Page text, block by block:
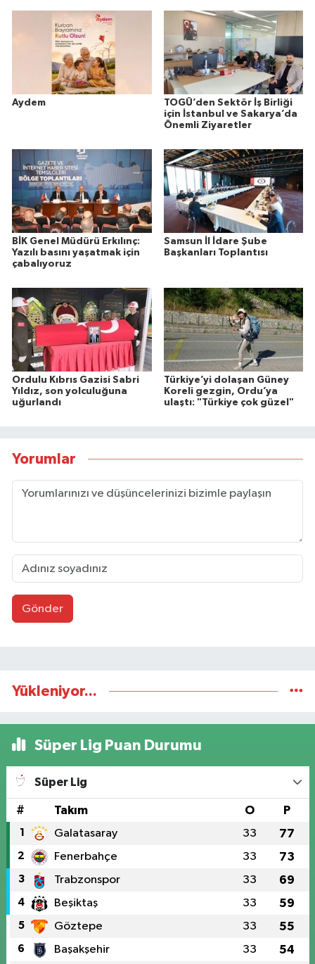
Aydem
TOGÜ’den Sektör İş Birliği
için İstanbul ve Sakarya’da
Önemli Ziyaretler
BİK Genel Müdürü Erkılınç:
Yazılı basını yaşatmak için
çabalıyoruz
Samsun İl İdare Şube
Başkanları Toplantısı
Ordulu Kıbrıs Gazisi Sabri
Yıldız, son yolculuğuna
uğurlandı
Türkiye’yi dolaşan Güney
Koreli gezgin, Ordu’ya
ulaştı: "Türkiye çok güzel"
Yorumlar
Gönder
Yükleniyor...
Süper Lig Puan Durumu
Süper Lig
# Takım O P
1 Galatasaray 33 77
2 Fenerbahçe 33 73
3 Trabzonspor 33 69
4 Beşiktaş 33 59
5 Göztepe 33 55
6 Başakşehir 33 54